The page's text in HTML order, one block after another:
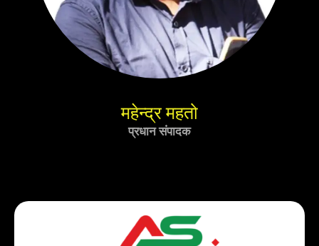
महेन्द्र महतो
प्रधान संपादक